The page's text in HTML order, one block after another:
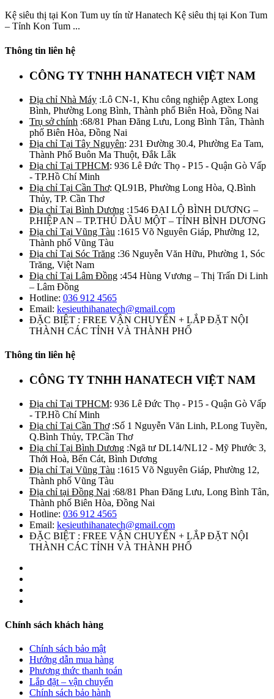
Kệ siêu thị tại Kon Tum uy tín từ Hanatech Kệ siêu thị tại Kon Tum
– Tỉnh Kon Tum ...
Thông tin liên hệ
CÔNG TY TNHH HANATECH VIỆT NAM
Địa chỉ Nhà Máy :Lô CN-1, Khu công nghiệp Agtex Long
Bình, Phường Long Bình, Thành phố Biên Hoà, Đồng Nai
Trụ sở chính :68/81 Phan Đăng Lưu, Long Bình Tân, Thành
phố Biên Hòa, Đồng Nai
Địa chỉ Tại Tây Nguyên: 231 Đường 30.4, Phường Ea Tam,
Thành Phố Buôn Ma Thuột, Đắk Lắk
Địa chỉ Tại TPHCM: 936 Lê Đức Thọ - P15 - Quận Gò Vấp
- TP.Hồ Chí Minh
Địa chỉ Tại Cần Thơ: QL91B, Phường Long Hòa, Q.Bình
Thủy, TP. Cần Thơ
Địa chỉ Tại Bình Dương :1546 ĐẠI LỘ BÌNH DƯƠNG –
P.HIỆP AN – TP.THỦ DẦU MỘT – TỈNH BÌNH DƯƠNG
Địa chỉ Tại Vũng Tàu :1615 Võ Nguyên Giáp, Phường 12,
Thành phố Vũng Tàu
Địa chỉ Tại Sóc Trăng :36 Nguyễn Văn Hữu, Phường 1, Sóc
Trăng, Việt Nam
Địa chỉ Tại Lâm Đồng :454 Hùng Vương – Thị Trấn Di Linh
– Lâm Đồng
Hotline: 036 912 4565
Email: kesieuthihanatech@gmail.com
ĐẶC BIỆT : FREE VẬN CHUYỂN + LẮP ĐẶT NỘI
THÀNH CÁC TỈNH VÀ THÀNH PHỐ
Thông tin liên hệ
CÔNG TY TNHH HANATECH VIỆT NAM
Địa chỉ Tại TPHCM: 936 Lê Đức Thọ - P15 - Quận Gò Vấp
- TP.Hồ Chí Minh
Địa chỉ Tại Cần Thơ:Số 1 Nguyễn Văn Linh, P.Long Tuyền,
Q.Bình Thủy, TP.Cần Thơ
Địa chỉ Tại Bình Dương :Ngã tư DL14/NL12 - Mỹ Phước 3,
Thới Hoà, Bến Cát, Bình Dương
Địa chỉ Tại Vũng Tàu :1615 Võ Nguyên Giáp, Phường 12,
Thành phố Vũng Tàu
Địa chỉ tại Đồng Nai :68/81 Phan Đăng Lưu, Long Bình Tân,
Thành phố Biên Hòa, Đồng Nai
Hotline: 036 912 4565
Email: kesieuthihanatech@gmail.com
ĐẶC BIỆT : FREE VẬN CHUYỂN + LẮP ĐẶT NỘI
THÀNH CÁC TỈNH VÀ THÀNH PHỐ
Chính sách khách hàng
Chính sách bảo mật
Hướng dẫn mua hàng
Phương thức thanh toán
Lắp đặt – vận chuyển
Chính sách bảo hành